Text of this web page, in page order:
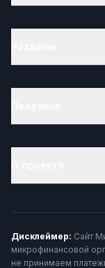
Дисклеймер: Сайт
микрофинансовой
не принимаем